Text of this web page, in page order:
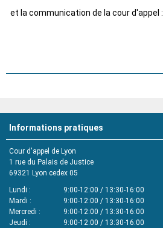
et la communication de la cour d'appel :
Informations pratiques
Cour d'appel de Lyon
1 rue du Palais de Justice
69321 Lyon cedex 05
Lundi
9:00-12:00 / 13:30-16:00
Mardi
9:00-12:00 / 13:30-16:00
Mercredi
9:00-12:00 / 13:30-16:00
Jeudi
9:00-12:00 / 13:30-16:00